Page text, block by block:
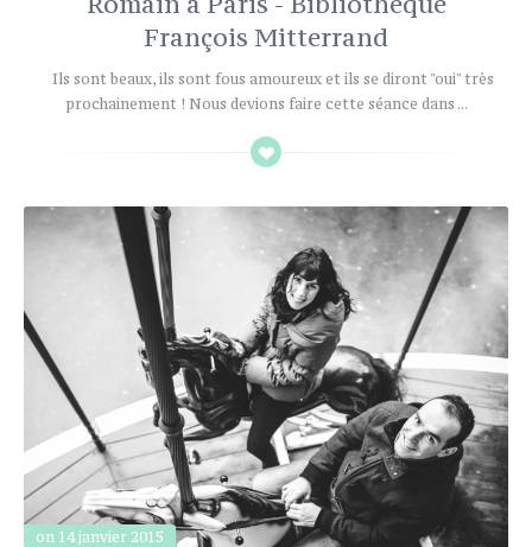
François Mitterrand
Ils sont beaux, ils sont fous amoureux et ils se diront "oui" très
prochainement ! Nous devions faire cette séance dans ...
on 14 janvier 2015